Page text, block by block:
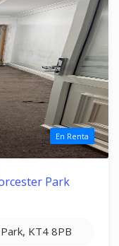
En Renta
Park
KT4 8PB